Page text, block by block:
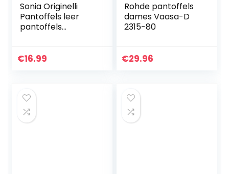
Sonia Originelli
Pantoffels leer
pantoffels
Slippers Beige Gr.
€16.99
Rohde pantoffels
dames Vaasa-D
2315-80
€29.96